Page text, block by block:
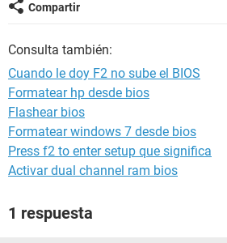
Compartir
Consulta también:
Cuando le doy F2 no sube el BIOS
Formatear hp desde bios
Flashear bios
Formatear windows 7 desde bios
Press f2 to enter setup que significa
Activar dual channel ram bios
1 respuesta